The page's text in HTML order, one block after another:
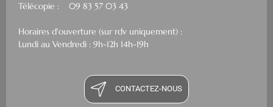
Télécopie : 09 83 57 03 43
Horaires d'ouverture (sur rdv uniquement) :
Lundi au Vendredi : 9h-12h 14h-19h
CONTACTEZ-NOUS